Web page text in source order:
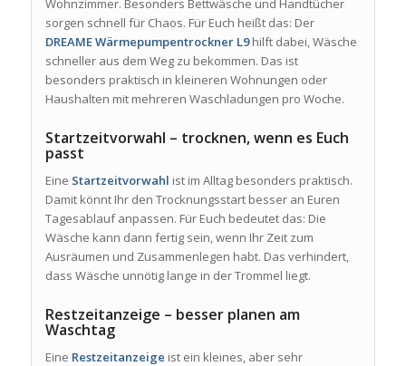
Wohnzimmer. Besonders Bettwäsche und Handtücher
sorgen schnell für Chaos. Für Euch heißt das: Der
DREAME Wärmepumpentrockner L9hilft dabei, Wäsche
schneller aus dem Weg zu bekommen. Das ist
besonders praktisch in kleineren Wohnungen oder
Haushalten mit mehreren Waschladungen pro Woche.
Startzeitvorwahl – trocknen, wenn es Euch
passt
Eine Startzeitvorwahl ist im Alltag besonders praktisch.
Damit könnt Ihr den Trocknungsstart besser an Euren
Tagesablauf anpassen. Für Euch bedeutet das: Die
Wäsche kann dann fertig sein, wenn Ihr Zeit zum
Ausräumen und Zusammenlegen habt. Das verhindert,
dass Wäsche unnötig lange in der Trommel liegt.
Restzeitanzeige – besser planen am
Waschtag
Eine Restzeitanzeige ist ein kleines, aber sehr